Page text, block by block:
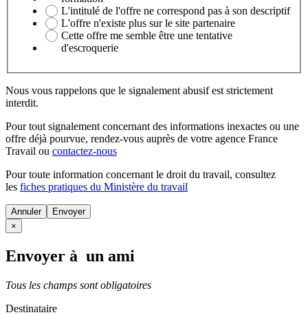
L'intitulé de l'offre ne correspond pas à son descriptif
L'offre n'existe plus sur le site partenaire
Cette offre me semble être une tentative
d'escroquerie
Nous vous rappelons que le signalement abusif est strictement
interdit.
Pour tout signalement concernant des informations inexactes ou une
offre déjà pourvue, rendez-vous auprès de votre agence France
Travail ou contactez-nous
Pour toute information concernant le droit du travail, consultez
les fiches pratiques du Ministère du travail
Annuler
×
Envoyer à un ami
Tous les champs sont obligatoires
Destinataire